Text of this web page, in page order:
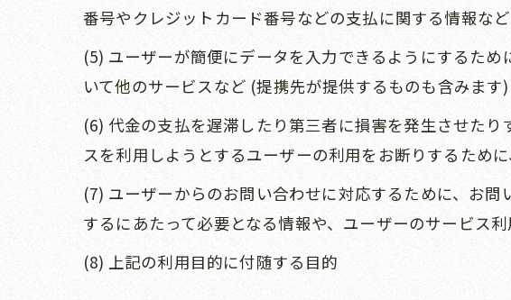
番号やクレジットカード番号などの支払に関する情報な
(5) ユーザーが簡便にデータを入力できるようにするた
いて他のサービスなど (提携先が提供するものも含みます
(6) 代金の支払を遅滞したり第三者に損害を発生させた
スを利用しようとするユーザーの利用をお断りするため
(7) ユーザーからのお問い合わせに対応するために、お
するにあたって必要となる情報や、ユーザーのサービス
(8) 上記の利用目的に付随する目的